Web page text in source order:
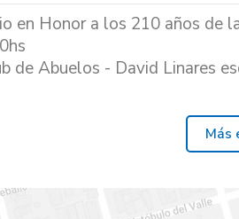
en Honor a los 210 años de
de Abuelos - David Linares
Más